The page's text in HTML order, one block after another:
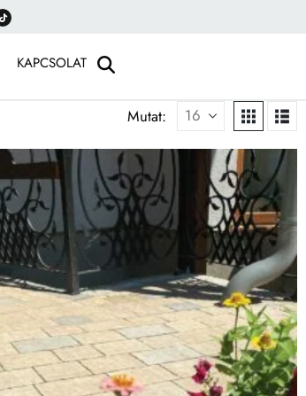
KAPCSOLAT
Mutat: